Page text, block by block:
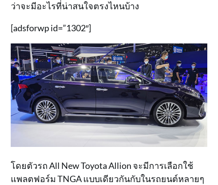
ว่าจะมีอะไรที่น่าสนใจตรงไหนบ้าง
[adsforwp id=”1302″]
โดยตัวรถ All New Toyota Allion จะมีการเลือกใช้
แพลตฟอร์ม TNGA แบบเดียวกันกับในรถยนต์หลายๆ